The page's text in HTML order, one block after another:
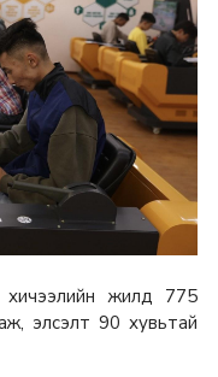
хичээлийн жилд 775
элсэлт 90 хувьтай